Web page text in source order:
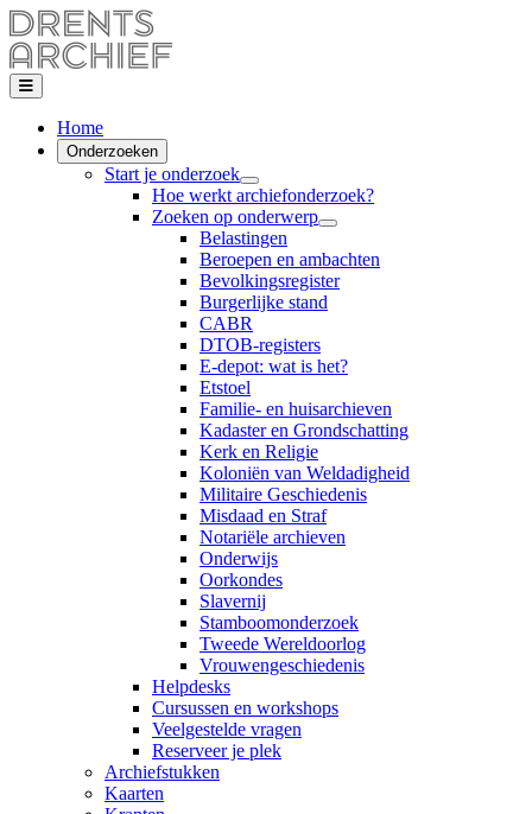
Home
Onderzoeken
Start je onderzoek
Hoe werkt archiefonderzoek?
Zoeken op onderwerp
Belastingen
Beroepen en ambachten
Bevolkingsregister
Burgerlijke stand
CABR
DTOB-registers
E-depot: wat is het?
Etstoel
Familie- en huisarchieven
Kadaster en Grondschatting
Kerk en Religie
Koloniën van Weldadigheid
Militaire Geschiedenis
Misdaad en Straf
Notariële archieven
Onderwijs
Oorkondes
Slavernij
Stamboomonderzoek
Tweede Wereldoorlog
Vrouwengeschiedenis
Helpdesks
Cursussen en workshops
Veelgestelde vragen
Reserveer je plek
Archiefstukken
Kaarten